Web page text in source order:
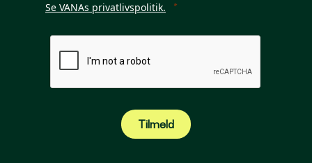
Se VANAs privatlivspolitik.
Tilmeld